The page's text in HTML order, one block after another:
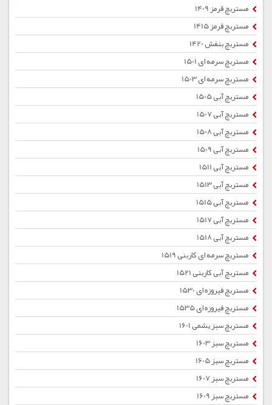
مستربچ قرمز 1409
مستربچ قرمز 1415
مستربچ بنفش 1420
مستربچ سرمه ای 1501
مستربچ سرمه ای 1503
مستربچ آبی 1505
مستربچ آبی 1507
مستربچ آبی 1508
مستربچ آبی 1509
مستربچ آبی 1511
مستربچ آبی 1513
مستربچ آبی 1515
مستربچ آبی 1517
مستربچ آبی 1518
مستربچ سرمه ای کاربنی 1519
مستربچ آبی کاربنی 1521
مستربچ فیروزه ای 1530
مستربچ فیروزه ای 1535
مستربچ سبز یشمی 1601
مستربچ سبز 1603
مستربچ سبز 1605
مستربچ سبز 1607
مستربچ سبز 1609